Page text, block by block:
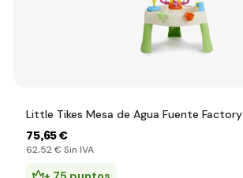
Little Tikes Mesa de Agua Fuente Factory
75,65 €
62,52 € Sin IVA